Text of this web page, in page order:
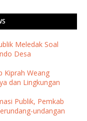
Meledak Soal
Desa
Kiprah Weang
dan Lingkungan
Publik, Pemkab
undangan